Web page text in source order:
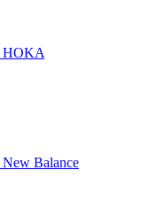
HOKA
New Balance